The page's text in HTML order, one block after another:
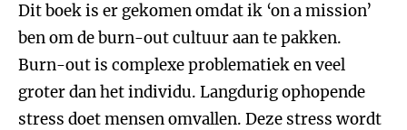
Dit boek is er gekomen omdat ik ‘on a mission’
ben om de burn-out cultuur aan te pakken.
Burn-out is complexe problematiek en veel
groter dan het individu. Langdurig ophopende
stress doet mensen omvallen. Deze stress wordt